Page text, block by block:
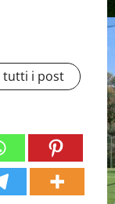
tutti i post